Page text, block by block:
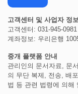
고객센터 및 사업자 정보
고객센터: 031-945-0981
계좌정보: 우리은행
중개 플랫폼 안내
관리인의 문서자료, 문
의 무단 복제, 전송, 배
법 등 관련 법령에 의해